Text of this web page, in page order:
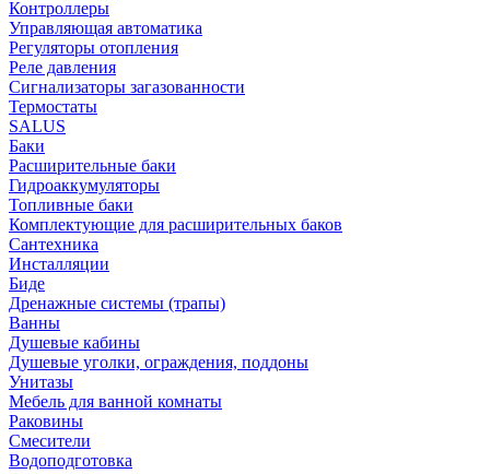
Контроллеры
Управляющая автоматика
Регуляторы отопления
Реле давления
Сигнализаторы загазованности
Термостаты
SALUS
Баки
Расширительные баки
Гидроаккумуляторы
Топливные баки
Комплектующие для расширительных баков
Сантехника
Инсталляции
Биде
Дренажные системы (трапы)
Ванны
Душевые кабины
Душевые уголки, ограждения, поддоны
Унитазы
Мебель для ванной комнаты
Раковины
Смесители
Водоподготовка